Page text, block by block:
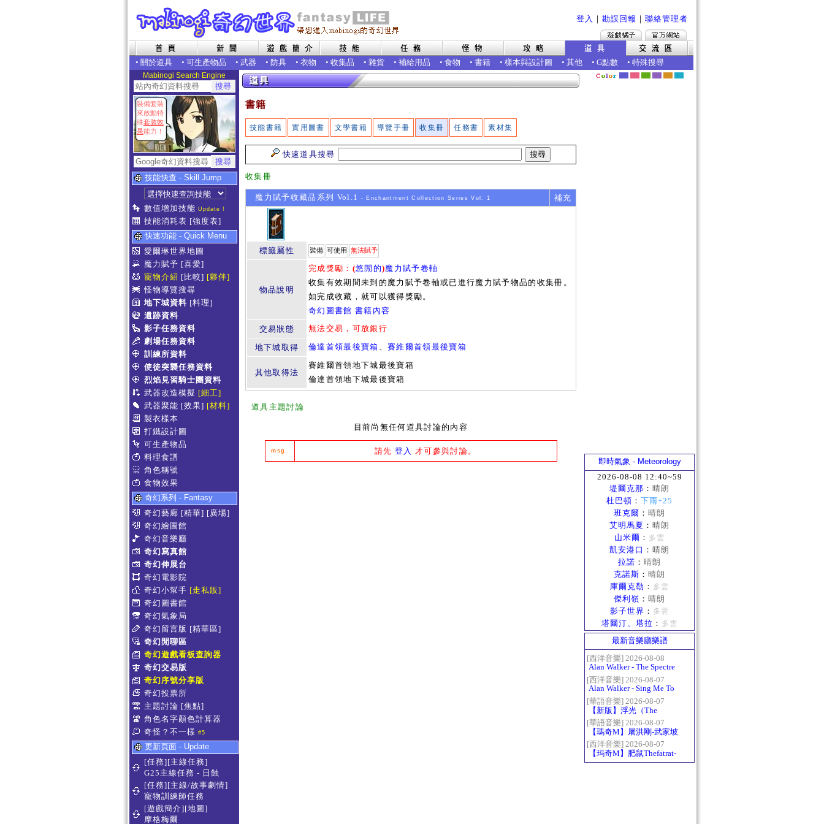
登入 ｜ 勘誤回報 ｜ 聯絡管理者
• 關於道具 • 可生產物品 • 武器 • 防具 • 衣物 • 收集品 • 雜貨 • 補給用品 • 食物 • 書籍 • 樣本與設計圖 • 其他 • G點數 • 特殊搜尋
Mabinogi Search Engine
裝備套裝
來啟動特
殊套裝效
果能力！
技能快查 - Skill Jump
數值增加技能 Update !
技能消耗表 [強度表]
快速功能 - Quick Menu
愛爾琳世界地圖
魔力賦予 [喜愛]
寵物介紹 [比較] [夥伴]
怪物導覽搜尋
地下城資料 [料理]
遺跡資料
影子任務資料
劇場任務資料
訓練所資料
使徒突襲任務資料
烈焰見習騎士團資料
武器改造模擬 [細工]
武器聚能 [效果] [材料]
製衣樣本
打鐵設計圖
可生產物品
料理食譜
角色稱號
食物效果
奇幻系列 - Fantasy
奇幻藝廊 [精華] [廣場]
奇幻繪圖館
奇幻音樂廳
奇幻寫真館
奇幻伸展台
奇幻電影院
奇幻小幫手 [走私販]
奇幻圖書館
奇幻氣象局
奇幻留言版 [精華區]
奇幻閒聊區
奇幻遊戲看板查詢器
奇幻交易版
奇幻序號分享版
奇幻投票所
主題討論 [焦點]
角色名字顏色計算器
奇怪？不一樣 #5
更新頁面 - Update
[任務][主線任務]
G25主線任務 - 日蝕
[任務][主線/故事劇情]
寵物訓練師任務
[遊戲簡介][地圖]
摩格梅爾
書籍
技能書籍 實用圖書 文學書籍 導覽手冊 收集冊 任務書 素材集
快速道具搜尋
收集冊
魔力賦予收藏品系列 Vol.1 - Enchantment Collection Series Vol. 1 補充
標籤屬性 裝備 可使用 無法賦予
物品說明
完成獎勵： (悠閒的)魔力賦予卷軸
收集有效期間未到的魔力賦予卷軸或已進行魔力賦予物品的收集冊。
如完成收藏，就可以獲得獎勵。
奇幻圖書館 書籍內容
交易狀態
無法交易，可放銀行
地下城取得 倫達首領最後寶箱 、賽維爾首領最後寶箱
其他取得法
賽維爾首領地下城最後寶箱
倫達首領地下城最後寶箱
道具主題討論
目前尚無任何道具討論的內容
msg. 請先 登入 才可參與討論。
即時氣象 - Meteorology
2026-08-08 12:40~59
堤爾克那 ： 晴朗
杜巴頓 ： 下雨+25
班克爾 ： 晴朗
艾明馬夏 ： 晴朗
山米爾 ： 多雲
凱安港口 ： 晴朗
拉諾 ： 晴朗
克諾斯 ： 晴朗
庫爾克勒 ： 多雲
傑利嶺 ： 晴朗
影子世界 ： 多雲
塔爾汀、塔拉 ： 多雲
最新音樂廳樂譜
[西洋音樂] 2026-08-08
Alan Walker - The Spectre
[西洋音樂] 2026-08-07
Alan Walker - Sing Me To
Sleep
[華語音樂] 2026-08-07
【新版】浮光（The
History）：六和弦
[華語音樂] 2026-08-07
【瑪奇M】屠洪剛-武家坡
2021
[西洋音樂] 2026-08-07
【玛奇M】肥鼠Thefatrat-
Monody